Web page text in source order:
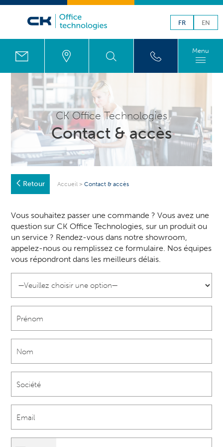
FR EN
Menu
CK Office Technologies
Contact & accès
Retour Accueil >Contact & accès
Vous souhaitez passer une commande ? Vous avez une
question sur CK Office Technologies, sur un produit ou
un service ? Rendez-vous dans notre showroom,
appelez-nous ou remplissez ce formulaire. Nos équipes
vous répondront dans les meilleurs délais.